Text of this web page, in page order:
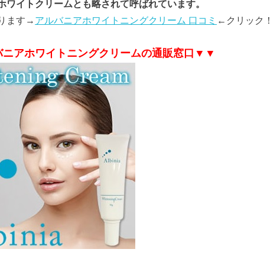
ワイトクリームとも略されて呼ばれています。
ます→ アルバニアホワイトニングクリーム 口コミ ←クリック！
アホワイトニングクリームの通販窓口▼▼